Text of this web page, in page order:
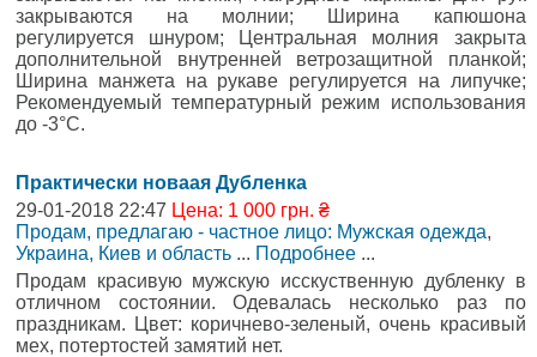
закрываются на молнии; Ширина капюшона
регулируется шнуром; Центральная молния закрыта
дополнительной внутренней ветрозащитной планкой;
Ширина манжета на рукаве регулируется на липучке;
Рекомендуемый температурный режим использования
до -3°С.
Практически новаая Дубленка
29-01-2018 22:47 Цена: 1 000 грн. ₴
Продам, предлагаю - частное лицо: Мужская одежда,
Украина, Киев и область ... Подробнее ...
Продам красивую мужскую исскуственную дубленку в
отличном состоянии. Одевалась несколько раз по
праздникам. Цвет: коричнево-зеленый, очень красивый
мех, потертостей замятий нет.